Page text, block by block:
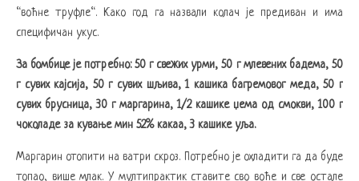
“воћне труфле“. Како год га назвали колач је предиван и има
специфичан укус.
За бомбице је потребно: 50 г свежих урми, 50 г млевених бадема, 50
г сувих кајсија, 50 г сувих шљива, 1 кашика багремовог меда, 50 г
сувих брусница, 30 г маргарина, 1/2 кашике џема од смокви, 100 г
чоколаде за кување мин 52% какаа, 3 кашике уља.
Маргарин отопити на ватри скроз. Потребно је охладити га да буде
топао, више млак. У мултипрактик ставите сво воће и све остале